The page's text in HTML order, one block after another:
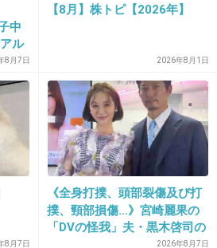
かったので逮捕しません(ｷﾘｯ
野）アナのケース
ん」…一方、千野
ナのケースでは、通常は逮捕しません」…一
黙 死亡事故の千野アナどうなるのか 略式
J-CASTニュースチノパンこと元フジテレビ
が起こした死亡...
+15 -195
中
ル
葉
8月7日
【8月】株トピ【2026年】
2026年8月1日
8月7日
《全身打撲、頭部裂傷及び打
撲、頸部損傷…》宮崎麗果の
「DVの怪我」夫・黒木啓司の
逮捕で始まる「夫婦の闘争」
2026年8月7日